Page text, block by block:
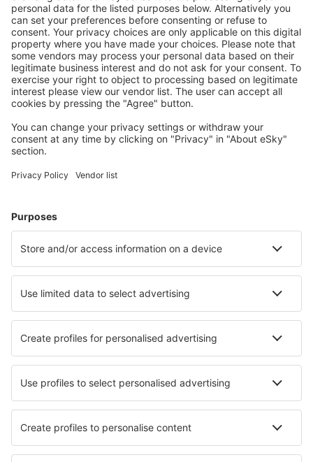
Prețuri atractive și oferte speciale pentru utilizatorii
conectați.
Cazarea preferată
Alege din peste 1,3 mil. de opţiuni: hoteluri, cabane,
apartamente și altele.
Cele mai căutate cazări de către utilizatorii eSky
Cazare în Danemarca - Orașe populare
Cazare în Copenhaga
Cazare în Frederikshavn Cazare în Koge
Cazare în Aalborg Cazare în Malling
Cazare în Svendborg
Cele mai bune locuri de cazare - orașe
Cazare în Ali Terme Cazare în Hobart
Cazare în St. Robert Cazare în Belokomiti